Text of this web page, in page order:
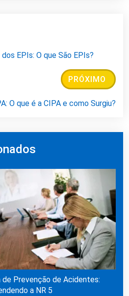
EPIs: O que São EPIs?
PRÓXIMO
O que é a CIPA e como Surgiu?
de Prevenção de Acidentes:
a NR 5